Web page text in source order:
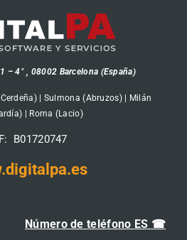
– 4° , 08002 Barcelona (España)
| Sulmona (Abruzos) | Milán
| Roma (Lacio)
B01720747
Número de teléfono ES ☎